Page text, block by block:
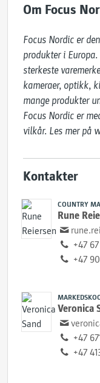
Om Focus
Focus Nordic er
produkter i
sterkeste
kameraer, optikk,
mange produkter
Focus Nordic er
vilkår. Les mer på
Kontakter
COUNTRY
Rune
+47
+47
Veronica
+47
+47